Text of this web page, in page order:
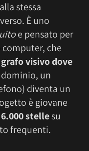
stessa
È uno
e pensato per
che
visivo dove
dominio, un
diventa un
è giovane
6.000 stellesu
frequenti.